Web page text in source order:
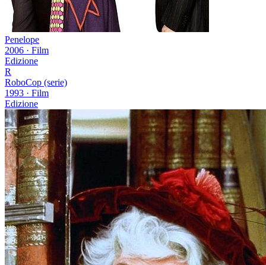
Penelope
2006 · Film
Edizione
R
RoboCop (serie)
1993 · Film
Edizione